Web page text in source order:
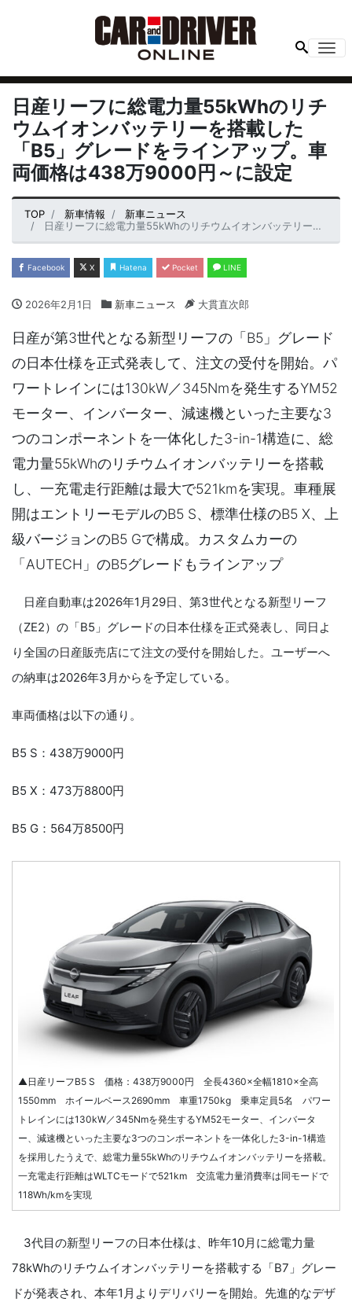
日産リーフに総電力量55kWhのリチ
ウムイオンバッテリーを搭載した
「B5」グレードをラインアップ。車
両価格は438万9000円～に設定
TOP 新車情報
新車ニュース
日産リーフに総電力量55kWhのリチウムイオンバッテリーを搭載した「B5」グレードをラインアップ。車両価格は438万9000円～に設定
Facebook X Hatena Pocket LINE
2026年2月1日 新車ニュース 大貫直次郎
日産が第3世代となる新型リーフの「B5」グレード
の日本仕様を正式発表して、注文の受付を開始。パ
ワートレインには130kW／345Nmを発生するYM52
モーター、インバーター、減速機といった主要な3
つのコンポーネントを一体化した3-in-1構造に、総
電力量55kWhのリチウムイオンバッテリーを搭載
し、一充電走行距離は最大で521kmを実現。車種展
開はエントリーモデルのB5 S、標準仕様のB5 X、上
級バージョンのB5 Gで構成。カスタムカーの
「AUTECH」のB5グレードもラインアップ
日産自動車は2026年1月29日、第3世代となる新型リーフ
（ZE2）の「B5」グレードの日本仕様を正式発表し、同日よ
り全国の日産販売店にて注文の受付を開始した。ユーザーへ
の納車は2026年3月からを予定している。
車両価格は以下の通り。
B5 S：438万9000円
B5 X：473万8800円
B5 G：564万8500円
▲日産リーフB5 S 価格：438万9000円 全長4360×全幅1810×全高
1550mm ホイールベース2690mm 車重1750kg 乗車定員5名 パワー
トレインには130kW／345Nmを発生するYM52モーター、インバータ
ー、減速機といった主要な3つのコンポーネントを一体化した3-in-1構造
を採用したうえで、総電力量55kWhのリチウムイオンバッテリーを搭載。
一充電走行距離はWLTCモードで521km 交流電力量消費率は同モードで
118Wh/kmを実現
3代目の新型リーフの日本仕様は、昨年10月に総電力量
78kWhのリチウムイオンバッテリーを搭載する「B7」グレー
ドが発表され、本年1月よりデリバリーを開始。先進的なデザ